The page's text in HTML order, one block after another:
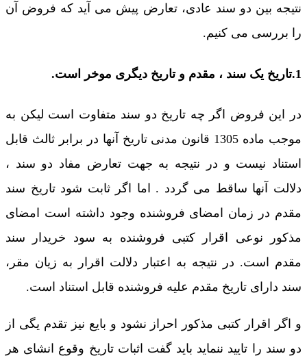
نتیجه بین دو سند عادی، تعارض پیش می آید که فروض آن
را بررسی می کنیم.
1.تاریخ یک سند ، مقدم و تاریخ دیگری موخر است.
در این فروض اگر چه تاریخ دو سند متفاوت است لیکن به
موجب ماده 1305 قانون مدنی تاریخ آنها در برابر ثالث قابل
استناد نیست و در نتیجه به جهت تعارض مفاد دو سند ،
دلالت آنها ساقط می گردد . اما اگر ثابت شود تاریخ سند
مقدم در زمان امضای فروشنده وجود داشته است امضای
مذکور نوعی اقرار کتبی فروشنده به سود خریدار سند
مقدم است. در نتیجه به اعتبار دلالت اقرار به زیان مقر،
سند دارای تاریخ مقدم علیه فروشنده قابل استناد است.
و اگر اقرار کتبی مذکور احراز نشود و بایع نیز تقدم یگی از
دو سند را تایید ننماید باید گفت اثبات تاریخ وقوع انشای هر